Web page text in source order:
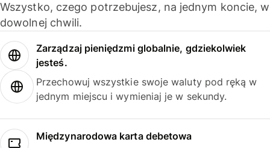
Wszystko, czego potrzebujesz, na jednym koncie, w
dowolnej chwili.
Zarządzaj pieniędzmi globalnie, gdziekolwiek
jesteś.
Przechowuj wszystkie swoje waluty pod ręką w
jednym miejscu i wymieniaj je w sekundy.
Międzynarodowa karta debetowa